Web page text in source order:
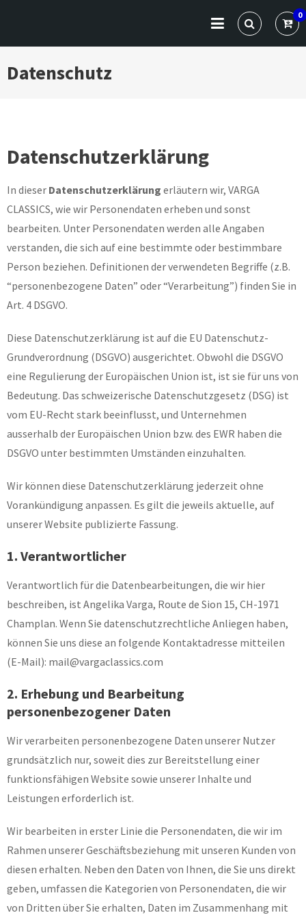
content
0
Datenschutz
Datenschutzerklärung
In dieser Datenschutzerklärung erläutern wir, VARGA
CLASSICS, wie wir Personendaten erheben und sonst
bearbeiten. Unter Personendaten werden alle Angaben
verstanden, die sich auf eine bestimmte oder bestimmbare
Person beziehen. Definitionen der verwendeten Begriffe (z.B.
“personenbezogene Daten” oder “Verarbeitung”) finden Sie in
Art. 4 DSGVO.
Diese Datenschutzerklärung ist auf die EU Datenschutz-
Grundverordnung (DSGVO) ausgerichtet. Obwohl die DSGVO
eine Regulierung der Europäischen Union ist, ist sie für uns von
Bedeutung. Das schweizerische Datenschutzgesetz (DSG) ist
vom EU-Recht stark beeinflusst, und Unternehmen
ausserhalb der Europäischen Union bzw. des EWR haben die
DSGVO unter bestimmten Umständen einzuhalten.
Wir können diese Datenschutzerklärung jederzeit ohne
Vorankündigung anpassen. Es gilt die jeweils aktuelle, auf
unserer Website publizierte Fassung.
1. Verantwortlicher
Verantwortlich für die Datenbearbeitungen, die wir hier
beschreiben, ist Angelika Varga, Route de Sion 15, CH-1971
Champlan. Wenn Sie datenschutzrechtliche Anliegen haben,
können Sie uns diese an folgende Kontaktadresse mitteilen
(E-Mail): mail@vargaclassics.com
2. Erhebung und Bearbeitung
personenbezogener Daten
Wir verarbeiten personenbezogene Daten unserer Nutzer
grundsätzlich nur, soweit dies zur Bereitstellung einer
funktionsfähigen Website sowie unserer Inhalte und
Leistungen erforderlich ist.
Wir bearbeiten in erster Linie die Personendaten, die wir im
Rahmen unserer Geschäftsbeziehung mit unseren Kunden von
diesen erhalten. Neben den Daten von Ihnen, die Sie uns direkt
geben, umfassen die Kategorien von Personendaten, die wir
von Dritten über Sie erhalten, Daten im Zusammenhang mit